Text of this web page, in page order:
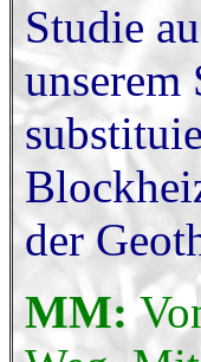
Studie
unserem
der
MM: